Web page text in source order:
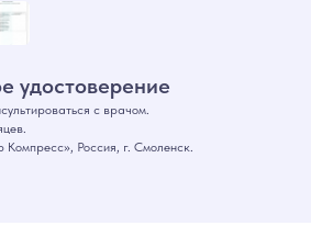
удостоверение
с врачом.
Россия, г. Смоленск.